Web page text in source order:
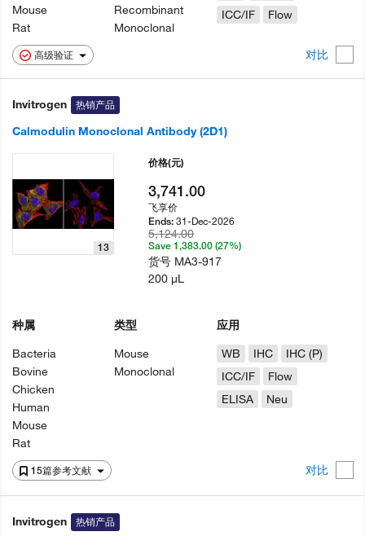
高级验证 对比
Mouse
Rat
Recombinant
Monoclonal
ICC/IF
Flow
Invitrogen 热销产品
Calmodulin Monoclonal Antibody (2D1)
15篇参考文献 对比
13
种属
Bacteria
Bovine
Chicken
Human
Mouse
Rat
类型
Mouse
Monoclonal
应用
WB
IHC
IHC (P)
ICC/IF
Flow
ELISA
Neu
价格(元)
3,741.00
飞享价
Ends:31-Dec-2026
5,124.00
Save 1,383.00 (27%)
货号 MA3-917
200 µL
Invitrogen 热销产品